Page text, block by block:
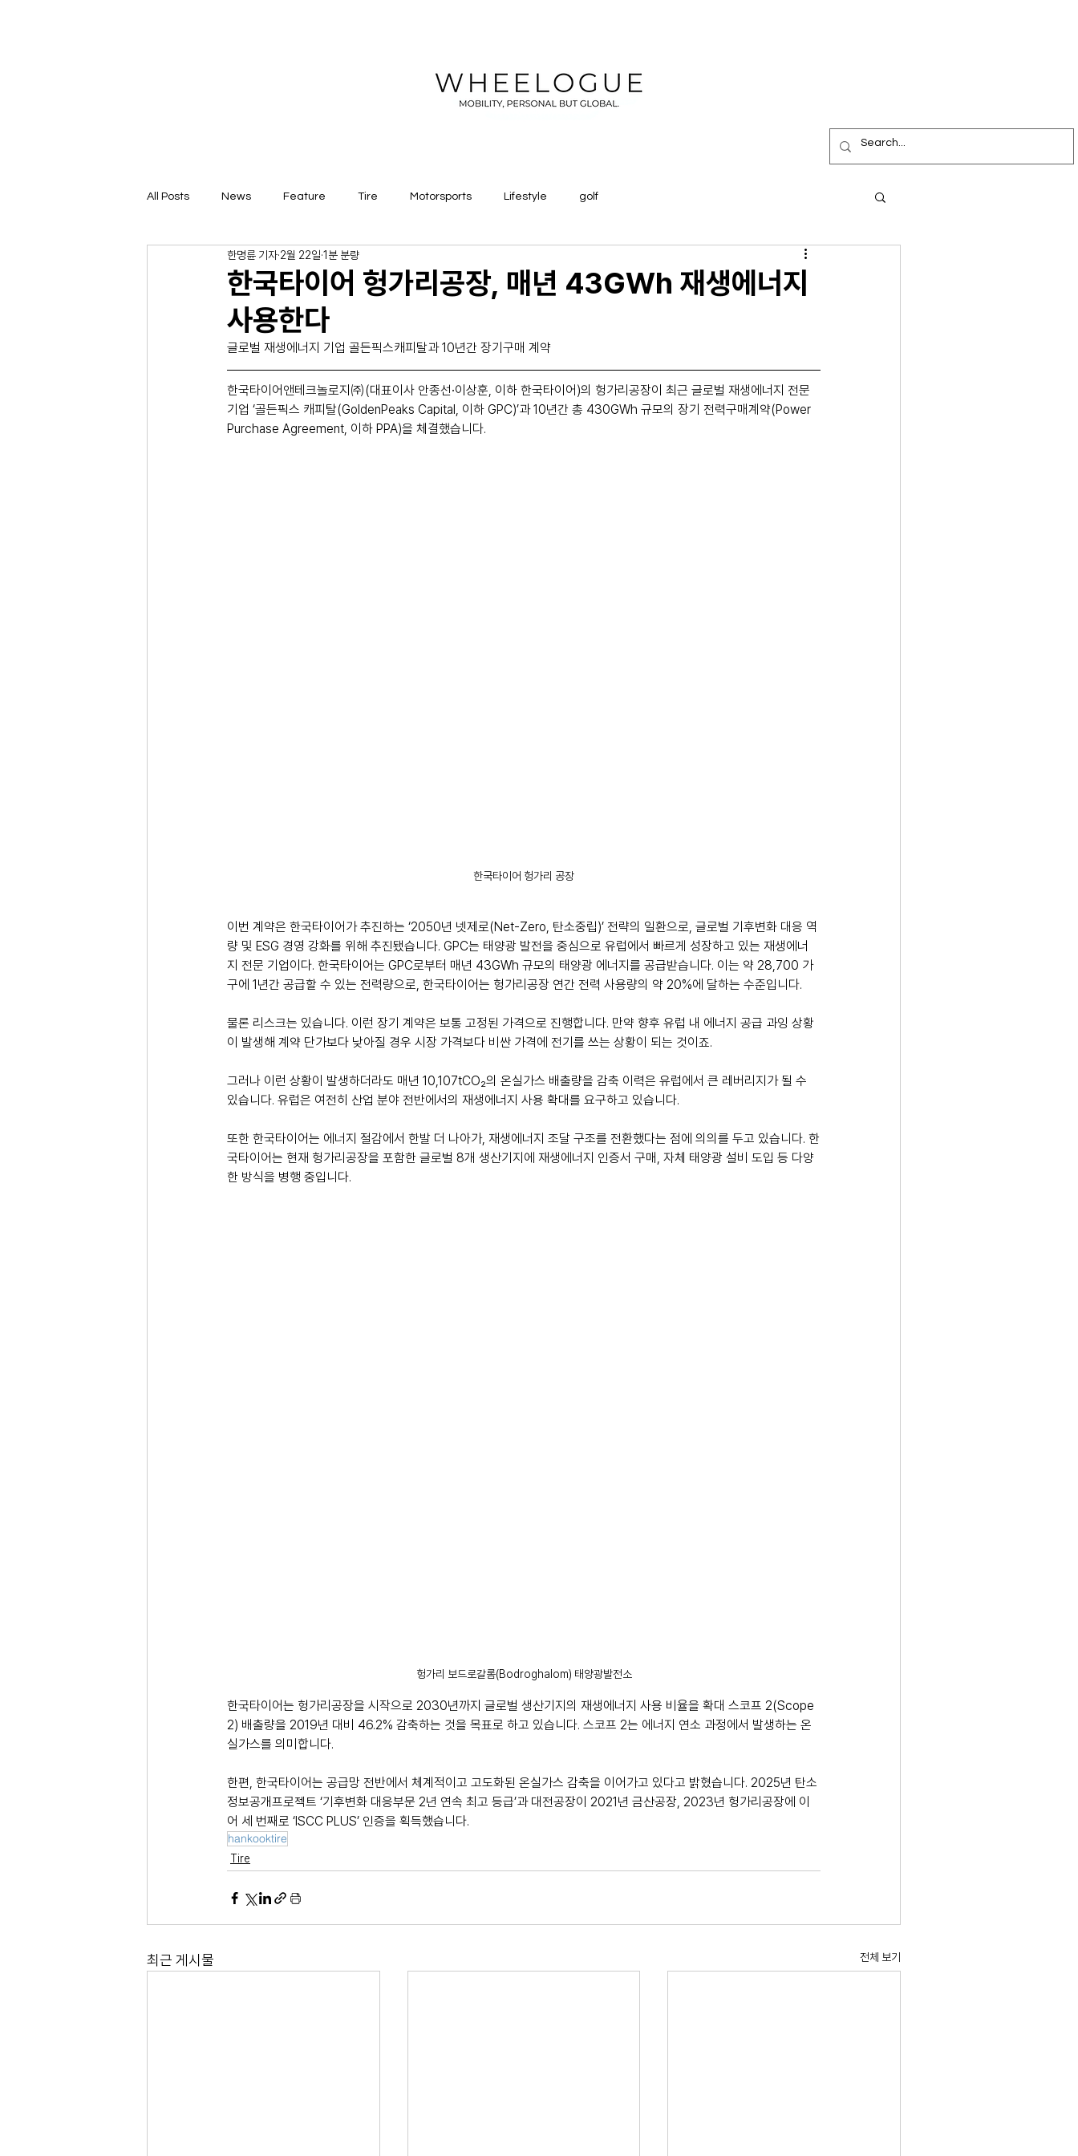
All Posts News Feature Tire Motorsports Lifestyle golf
한국타이어 헝가리공장, 매년 43GWh 재생에너지
사용한다
한명륜 기자 2월 22일 1분 분량
글로벌 재생에너지 기업 골든픽스캐피탈과 10년간 장기구매 계약
한국타이어앤테크놀로지㈜(대표이사 안종선∙이상훈, 이하 한국타이어)의 헝가리공장이 최근 글로벌 재생에너지 전문
기업 ‘골든픽스 캐피탈(GoldenPeaks Capital, 이하 GPC)’과 10년간 총 430GWh 규모의 장기 전력구매계약(Power
Purchase Agreement, 이하 PPA)을 체결했습니다.
한국타이어 헝가리 공장
이번 계약은 한국타이어가 추진하는 ‘2050년 넷제로(Net-Zero, 탄소중립)’ 전략의 일환으로, 글로벌 기후변화 대응 역
량 및 ESG 경영 강화를 위해 추진됐습니다. GPC는 태양광 발전을 중심으로 유럽에서 빠르게 성장하고 있는 재생에너
지 전문 기업이다. 한국타이어는 GPC로부터 매년 43GWh 규모의 태양광 에너지를 공급받습니다. 이는 약 28,700 가
구에 1년간 공급할 수 있는 전력량으로, 한국타이어는 헝가리공장 연간 전력 사용량의 약 20%에 달하는 수준입니다.
물론 리스크는 있습니다. 이런 장기 계약은 보통 고정된 가격으로 진행합니다. 만약 향후 유럽 내 에너지 공급 과잉 상황
이 발생해 계약 단가보다 낮아질 경우 시장 가격보다 비싼 가격에 전기를 쓰는 상황이 되는 것이죠.
그러나 이런 상황이 발생하더라도 매년 10,107tCO₂의 온실가스 배출량을 감축 이력은 유럽에서 큰 레버리지가 될 수
있습니다. 유럽은 여전히 산업 분야 전반에서의 재생에너지 사용 확대를 요구하고 있습니다.
또한 한국타이어는 에너지 절감에서 한발 더 나아가, 재생에너지 조달 구조를 전환했다는 점에 의의를 두고 있습니다. 한
국타이어는 현재 헝가리공장을 포함한 글로벌 8개 생산기지에 재생에너지 인증서 구매, 자체 태양광 설비 도입 등 다양
한 방식을 병행 중입니다.
헝가리 보드로갈롬(Bodroghalom) 태양광발전소
한국타이어는 헝가리공장을 시작으로 2030년까지 글로벌 생산기지의 재생에너지 사용 비율을 확대 스코프 2(Scope
2) 배출량을 2019년 대비 46.2% 감축하는 것을 목표로 하고 있습니다. 스코프 2는 에너지 연소 과정에서 발생하는 온
실가스를 의미합니다.
한편, 한국타이어는 공급망 전반에서 체계적이고 고도화된 온실가스 감축을 이어가고 있다고 밝혔습니다. 2025년 탄소
정보공개프로젝트 ‘기후변화 대응부문 2년 연속 최고 등급’과 대전공장이 2021년 금산공장, 2023년 헝가리공장에 이
어 세 번째로 ‘ISCC PLUS’ 인증을 획득했습니다.
hankooktire
Tire
최근 게시물 전체 보기